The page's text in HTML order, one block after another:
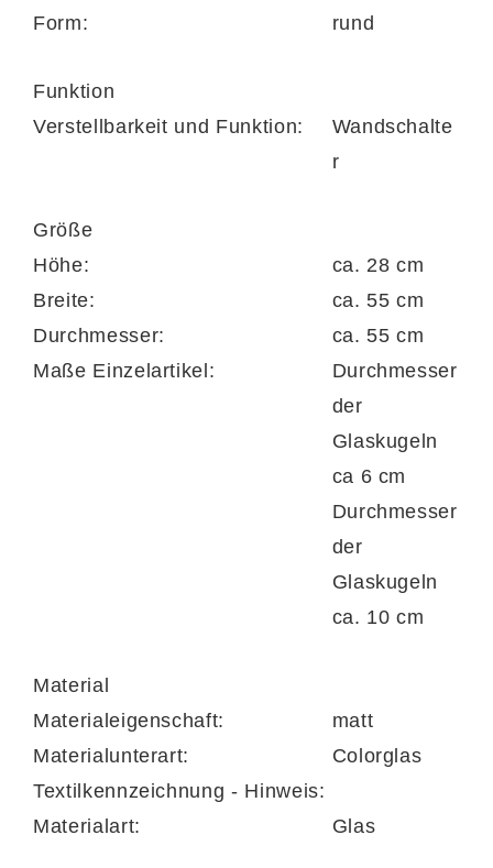
Höhe ca. 120 cm
E14 Sockel
Schutzgrad IP20, Schutzklasse 1
Form:
rund
Funktion
Verstellbarkeit und Funktion:
Wandschalte
r
Größe
Höhe:
ca. 28 cm
Breite:
ca. 55 cm
Durchmesser:
ca. 55 cm
Maße Einzelartikel:
Durchmesser
der
Glaskugeln
ca 6 cm
Durchmesser
der
Glaskugeln
ca. 10 cm
Material
Materialeigenschaft:
matt
Materialunterart:
Colorglas
Textilkennzeichnung - Hinweis:
Materialart:
Glas